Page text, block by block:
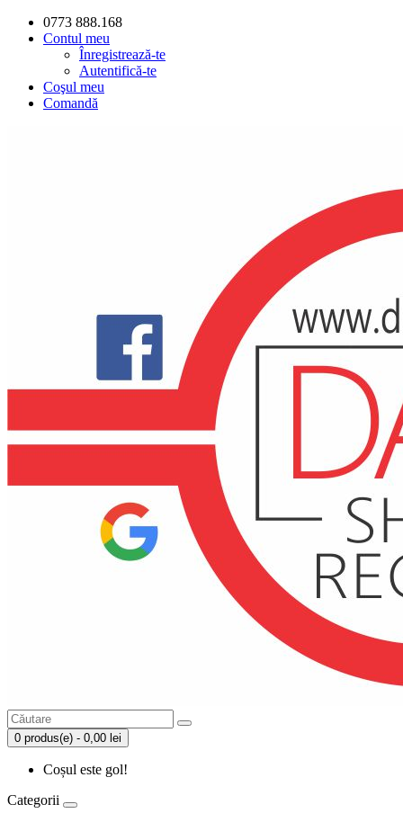
0773 888.168
Contul meu
Înregistrează-te
Autentifică-te
Coşul meu
Comandă
0 produs(e) - 0,00 lei
Coșul este gol!
Categorii